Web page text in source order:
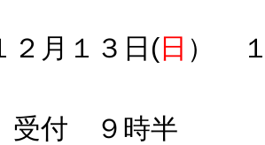
月１３日( 日 ）
９時半